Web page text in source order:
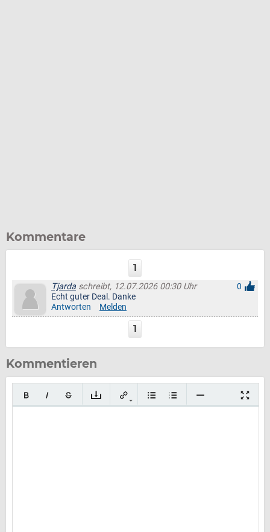
Kommentare
1
Tjarda schreibt, 12.07.2026 00:30 Uhr
0
Echt guter Deal. Danke
Antworten
Melden
1
Kommentieren